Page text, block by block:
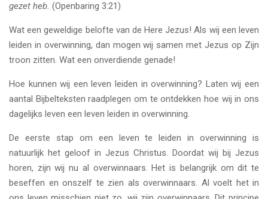
gezet heb. (Openbaring 3:21)
Wat een geweldige belofte van de Here Jezus! Als wij een leven
leiden in overwinning, dan mogen wij samen met Jezus op Zijn
troon zitten. Wat een onverdiende genade!
Hoe kunnen wij een leven leiden in overwinning? Laten wij een
aantal Bijbelteksten raadplegen om te ontdekken hoe wij in ons
dagelijks leven een leven leiden in overwinning.
De eerste stap om een leven te leiden in overwinning is
natuurlijk het geloof in Jezus Christus. Doordat wij bij Jezus
horen, zijn wij nu al overwinnaars. Het is belangrijk om dit te
beseffen en onszelf te zien als overwinnaars. Al voelt het in